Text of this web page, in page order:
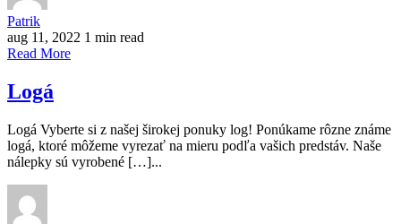
Patrik
aug 11, 2022 1 min read
Read More
Logá
Logá Vyberte si z našej širokej ponuky log! Ponúkame rôzne známe
logá, ktoré môžeme vyrezať na mieru podľa vašich predstáv. Naše
nálepky sú vyrobené […]...